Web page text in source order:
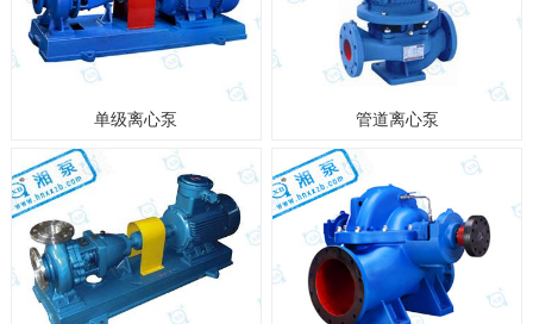
单级离心泵 管道离心泵